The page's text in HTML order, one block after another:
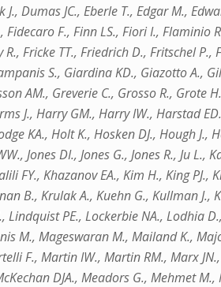
J., Dumas JC., Eberle T., Edgar M.,
F., Finn LS., Fiori I., Flaminio
R., Fricke TT., Friedrich D., Fritschel
S., Giardina KD., Giazotto A.,
AM., Greverie C., Grosso R.,
J., Harry GM., Harry IW., Harstad
KA., Holt K., Hosken DJ., Hough
Jones DI., Jones G., Jones R., Ju
FY., Khazanov EA., Kim H., King
B., Krulak A., Kuehn G., Kullman J.,
Lindquist PE., Lockerbie NA., Lodhia
M., Mageswaran M., Mailand K.,
F., Martin IW., Martin RM., Marx
DJA., Meadors G., Mehmet